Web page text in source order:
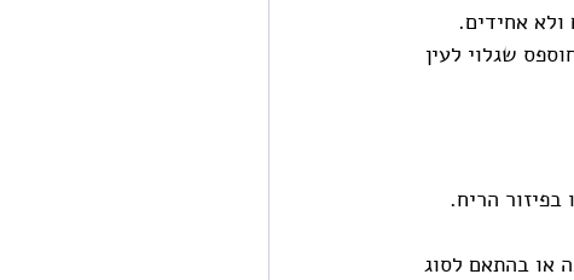
אחידים.
שגלוי לעין
בפיזור הריח.
או בהתאם לסוג